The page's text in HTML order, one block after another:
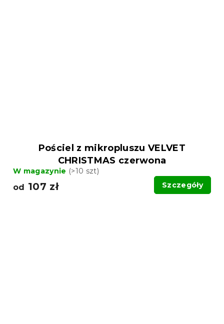
Pościel z mikropluszu VELVET
CHRISTMAS czerwona
W magazynie (>10 szt)
od 107 zł Szczegóły